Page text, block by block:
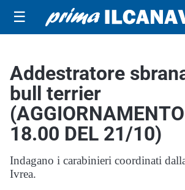
☰
Addestratore
bull terrier
18.00 DEL 21/10)
Indagano i carabinieri coordinati
Ivrea.